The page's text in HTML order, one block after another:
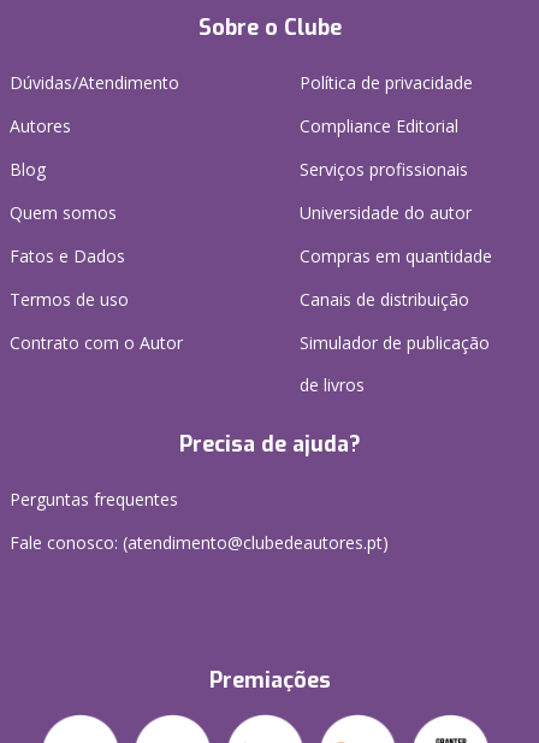
Sobre o Clube
Dúvidas/Atendimento
Autores
Blog
Quem somos
Fatos e Dados
Termos de uso
Contrato com o Autor
Política de privacidade
Compliance Editorial
Serviços profissionais
Universidade do autor
Compras em quantidade
Canais de distribuição
Simulador de publicação
de livros
Precisa de ajuda?
Perguntas frequentes
Fale conosco: (atendimento@clubedeautores.pt)
Premiações